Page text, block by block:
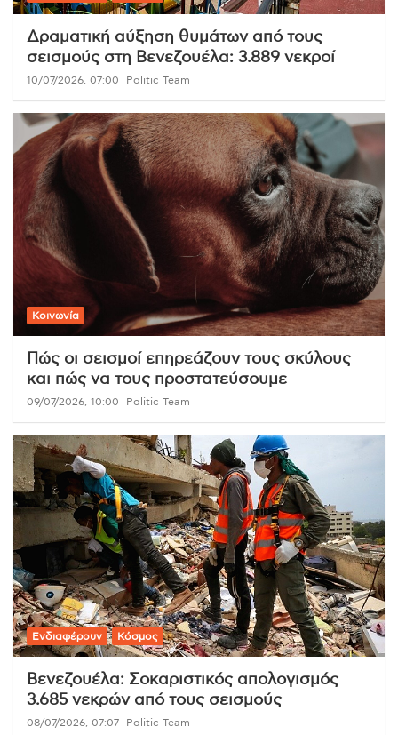
Δραματική αύξηση θυμάτων από τους
σεισμούς στη Βενεζουέλα: 3.889 νεκροί
10/07/2026, 07:00 Politic Team
Κοινωνία
Πώς οι σεισμοί επηρεάζουν τους σκύλους
και πώς να τους προστατεύσουμε
09/07/2026, 10:00 Politic Team
Ενδιαφέρουν Κόσμος
Βενεζουέλα: Σοκαριστικός απολογισμός
3.685 νεκρών από τους σεισμούς
08/07/2026, 07:07 Politic Team